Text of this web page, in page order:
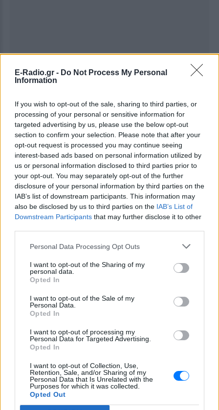
E-Radio.gr - Do Not Process My Personal
Information
If you wish to opt-out of the sale, sharing to third parties, or
processing of your personal or sensitive information for
targeted advertising by us, please use the below opt-out
section to confirm your selection. Please note that after your
opt-out request is processed you may continue seeing
interest-based ads based on personal information utilized by
us or personal information disclosed to third parties prior to
your opt-out. You may separately opt-out of the further
disclosure of your personal information by third parties on the
IAB’s list of downstream participants. This information may
also be disclosed by us to third parties on the IAB’s List of
Downstream Participants that may further disclose it to other
Personal Data Processing Opt Outs
I want to opt-out of the Sharing of my
personal data.
Opted In
I want to opt-out of the Sale of my
Personal Data.
Opted In
I want to opt-out of processing my
Personal Data for Targeted Advertising.
Opted In
I want to opt-out of Collection, Use,
Retention, Sale, and/or Sharing of my
Personal Data that Is Unrelated with the
Purposes for which it was collected.
Opted Out
Ακολουθήστε το E-Radio.gr στοGoogle News
και μάθετε πρώτοιτα πιο hot νέα .
Για ακόμη περισσότερανέα, μπείτε στηνροή
ειδήσεωντου E-Daily.gr
Ακολουθήστε το E-Radio.gr και στο Instagram